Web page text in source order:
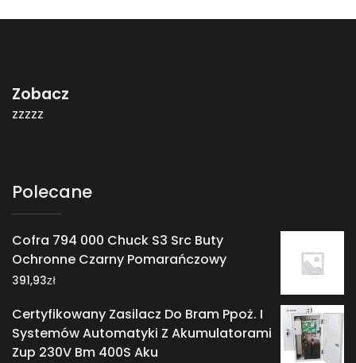
Zobacz
zzzzz
Polecane
Cofra 794 000 Chuck S3 Src Buty
Ochronne Czarny Pomarańczowy
391,93zł
Certyfikowany Zasilacz Do Bram Ppoż. I
Systemów Automatyki Z Akumulatorami
Zup 230V Bm 400S Aku